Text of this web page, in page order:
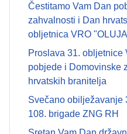
Čestitamo Vam Dan
zahvalnosti i Dan
obljetnica VRO
Proslava 31. obljetnice
pobjede i Domovinske
hrvatskih branitelja
Svečano obilježavanje
108. brigade ZNG RH